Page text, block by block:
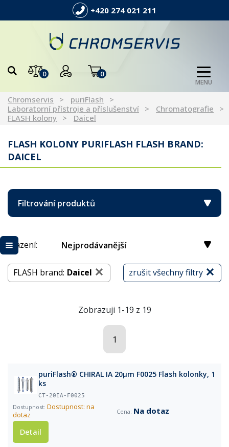
+420 274 021 211
0 0
MENU
Chromservis
puriFlash
Laboratorní přístroje a příslušenství
Chromatografie
FLASH kolony
Daicel
FLASH KOLONY PURIFLASH FLASH BRAND:
DAICEL
Filtrování produktů
Řazení: Nejprodávanější
zrušit všechny filtry
FLASH brand: Daicel
Zobrazuji 1-19 z 19
1
puriFlash® CHIRAL IA 20µm F0025 Flash kolonky, 1
ks
CT-20IA-F0025
Dostupnost: na
dotaz
Na dotaz
Detail